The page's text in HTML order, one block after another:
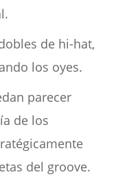
de hi-hat,
los oyes.
parecer
de los
del groove.